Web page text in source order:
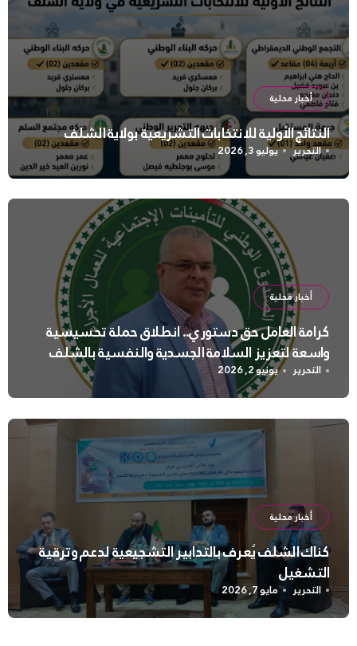
أخبار محلية
النتائج الأولية للانتخابات التشريعية بولاية الشلف
التحرير يوليو 3, 2026
أخبار محلية
كرامة العامل حق دستوري.. انطلاق حملة تحسيسية
واسعة لتعزيز السلامة الجسدية والنفسية بالشلف
التحرير يونيو 2, 2026
أخبار محلية
كناك الشلف يُعرف بالتدابير التشجيعية لدعم وترقية
التشغيل
التحرير مايو 7, 2026